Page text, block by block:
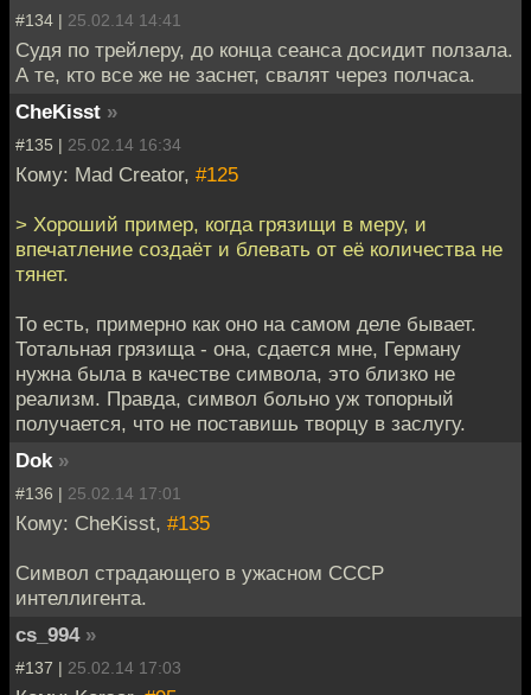
#134 | 25.02.14 14:41
Судя по трейлеру, до конца сеанса досидит ползала.
А те, кто все же не заснет, свалят через полчаса.
CheKisst »
#135 | 25.02.14 16:34
Кому: Mad Creator, #125
> Хороший пример, когда грязищи в меру, и
впечатление создаёт и блевать от её количества не
тянет.
То есть, примерно как оно на самом деле бывает.
Тотальная грязища - она, сдается мне, Герману
нужна была в качестве символа, это близко не
реализм. Правда, символ больно уж топорный
получается, что не поставишь творцу в заслугу.
Dok »
#136 | 25.02.14 17:01
Кому: CheKisst, #135
Символ страдающего в ужасном СССР
интеллигента.
cs_994 »
#137 | 25.02.14 17:03